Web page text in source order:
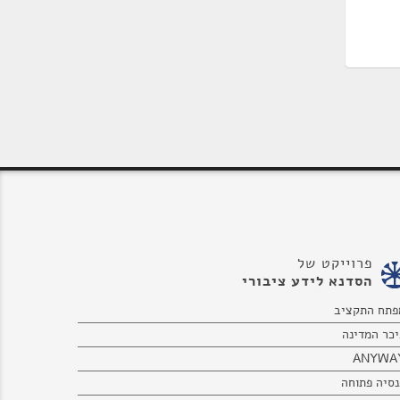
פרוייקט של
הסדנא לידע ציבורי
התקציב
המדינה
פתוחה